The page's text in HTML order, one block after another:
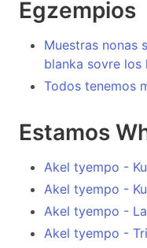
Egzempios
Muestras nonas
blanka sovre los
Todos tenemos
Estamos
Akel tyempo -
Akel tyempo -
Akel tyempo -
Akel tyempo -